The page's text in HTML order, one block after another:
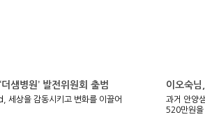
샘병원’ 발전위원회 출범
상을 감동시키고 변화를 이끌어
이오숙
과거 안양
520만원을